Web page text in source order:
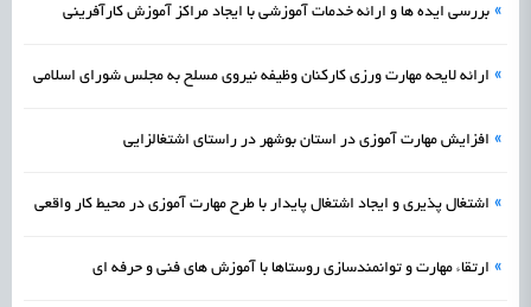
» بررسی ایده ها و ارائه خدمات آموزشی با ایجاد مراکز آموزش کارآفرینی
» ارائه لایحه مهارت ورزی کارکنان وظیفه نیروی مسلح به مجلس شورای اسلامی
» افزایش مهارت آموزی در استان بوشهر در راستای اشتغالزایی
» اشتغال پذیری و ایجاد اشتغال پایدار با طرح مهارت آموزی در محیط کار واقعی
» ارتقاء مهارت و توانمندسازی روستاها با آموزش های فنی و حرفه ای